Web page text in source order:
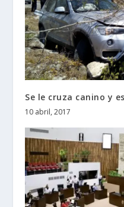
Se le cruza canino y
10 abril, 2017